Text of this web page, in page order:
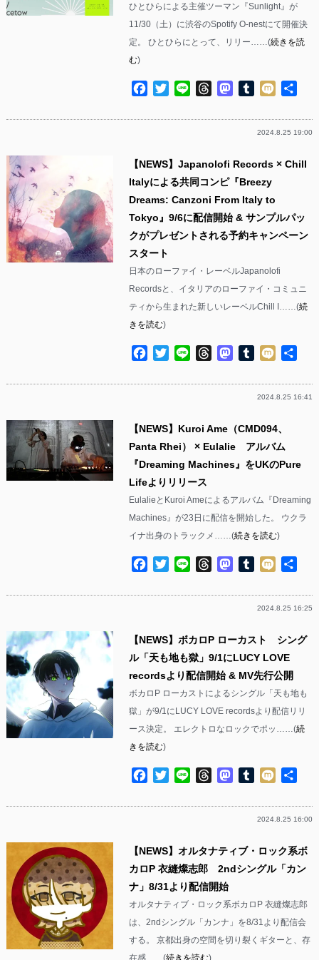
ひとひらによる主催ツーマン『Sunlight』が
11/30（土）に渋谷のSpotify O-nestにて開催決
定。 ひとひらにとって、リリー……(続きを読
む)
Facebook
TwitterLine ThreadsMastodon
Tumblr
Mixi
2024.8.25 19:00
【NEWS】Japanolofi Records × Chill
Italyによる共同コンピ『Breezy
Dreams: Canzoni From Italy to
Tokyo』9/6に配信開始 & サンプルパッ
クがプレゼントされる予約キャンペーン
スタート
日本のローファイ・レーベルJapanolofi
Recordsと、イタリアのローファイ・コミュニ
ティから生まれた新しいレーベルChill I……(続
きを読む)
Facebook
TwitterLine ThreadsMastodon
Tumblr
Mixi
2024.8.25 16:41
【NEWS】Kuroi Ame（CMD094、
Panta Rhei） × Eulalie アルバム
『Dreaming Machines』をUKのPure
Lifeよりリリース
EulalieとKuroi Ameによるアルバム『Dreaming
Machines』が23日に配信を開始した。 ウクラ
イナ出身のトラックメ……(続きを読む)
Facebook
TwitterLine ThreadsMastodon
Tumblr
Mixi
2024.8.25 16:25
【NEWS】ボカロP ローカスト シング
ル「天も地も獄」9/1にLUCY LOVE
recordsより配信開始 & MV先行公開
ボカロP ローカストによるシングル「天も地も
獄」が9/1にLUCY LOVE recordsより配信リリ
ース決定。 エレクトロなロックでポッ……(続
きを読む)
Facebook
TwitterLine ThreadsMastodon
Tumblr
Mixi
2024.8.25 16:00
【NEWS】オルタナティブ・ロック系ボ
カロP 衣縫燦志郎 2ndシングル「カン
ナ」8/31より配信開始
オルタナティブ・ロック系ボカロP 衣縫燦志郎
は、2ndシングル「カンナ」を8/31より配信会
する。 京都出身の空間を切り裂くギターと、存
在感……(続きを読む)